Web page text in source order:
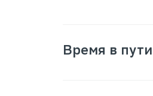
Время в пути